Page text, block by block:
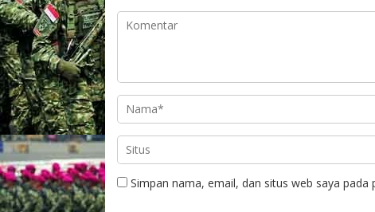
Simpan nama, email, dan situs web saya